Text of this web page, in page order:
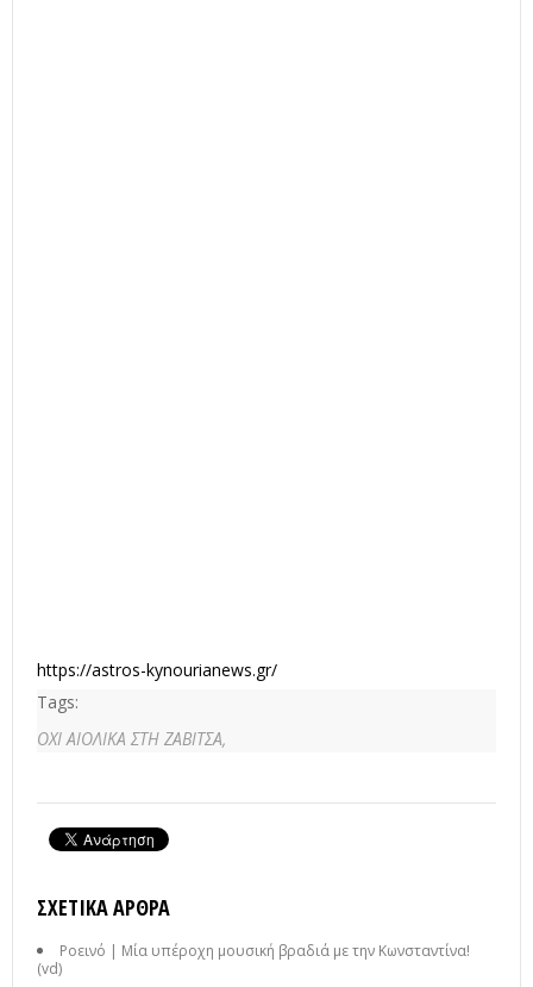
https://astros-kynourianews.gr/
Tags:
ΟΧΙ ΑΙΟΛΙΚΑ ΣΤΗ ΖΑΒΙΤΣΑ,
ΣΧΕΤΙΚΆ ΆΡΘΡΑ
Ροεινό | Μία υπέροχη μουσική βραδιά με την Κωνσταντίνα!
(vd)